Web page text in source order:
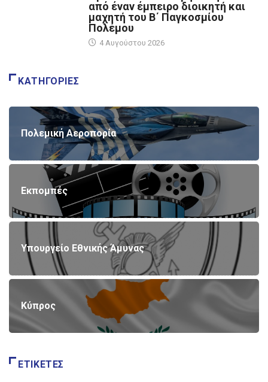
από έναν έμπειρο διοικητή και
μαχητή του Β΄ Παγκοσμίου
Πολέμου
4 Αυγούστου 2026
ΚΑΤΗΓΟΡΊΕΣ
Πολεμική Αεροπορία
Εκπομπές
Υπουργείο Εθνικής Άμυνας
Κύπρος
ΕΤΙΚΈΤΕΣ